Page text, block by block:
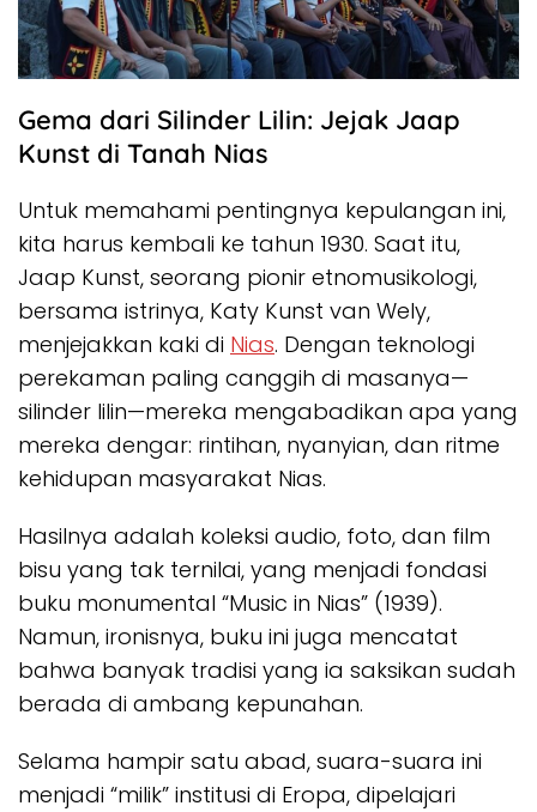
Gema dari Silinder Lilin: Jejak Jaap
Kunst di Tanah Nias
Untuk memahami pentingnya kepulangan ini,
kita harus kembali ke tahun 1930. Saat itu,
Jaap Kunst, seorang pionir etnomusikologi,
bersama istrinya, Katy Kunst van Wely,
menjejakkan kaki di Nias. Dengan teknologi
perekaman paling canggih di masanya—
silinder lilin—mereka mengabadikan apa yang
mereka dengar: rintihan, nyanyian, dan ritme
kehidupan masyarakat Nias.
Hasilnya adalah koleksi audio, foto, dan film
bisu yang tak ternilai, yang menjadi fondasi
buku monumental “Music in Nias” (1939).
Namun, ironisnya, buku ini juga mencatat
bahwa banyak tradisi yang ia saksikan sudah
berada di ambang kepunahan.
Selama hampir satu abad, suara-suara ini
menjadi “milik” institusi di Eropa, dipelajari